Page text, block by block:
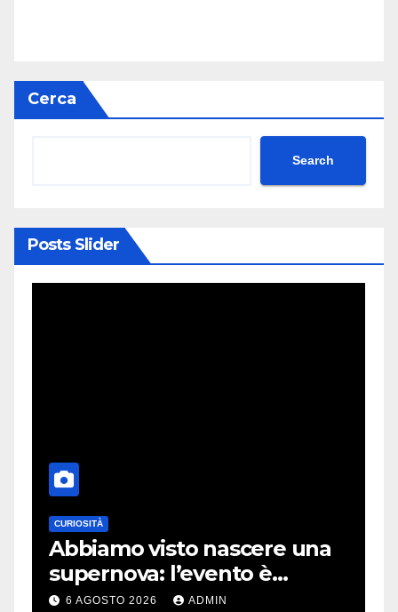
Cerca
Search
Posts Slider
CURIOSITÀ
Abbiamo visto nascere una
supernova: l’evento è
rarissimo
6 AGOSTO 2026 ADMIN